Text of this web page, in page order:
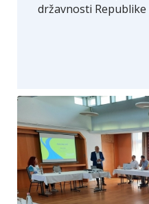
državnosti